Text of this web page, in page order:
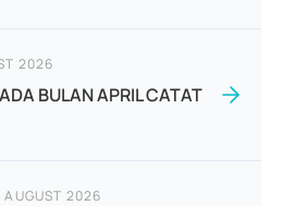
2026
BULAN APRIL CATAT
AUGUST 2026